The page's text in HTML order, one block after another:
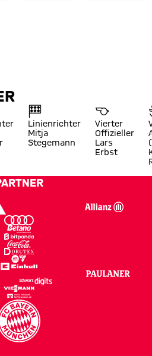
Linienrichter
Mitja
Stegemann
Vierter
Offizieller
Lars
Erbst